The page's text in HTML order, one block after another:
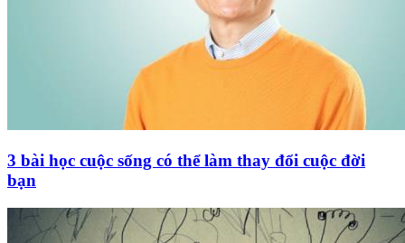
3 bài học cuộc sống có thể làm thay đổi cuộc đời
bạn